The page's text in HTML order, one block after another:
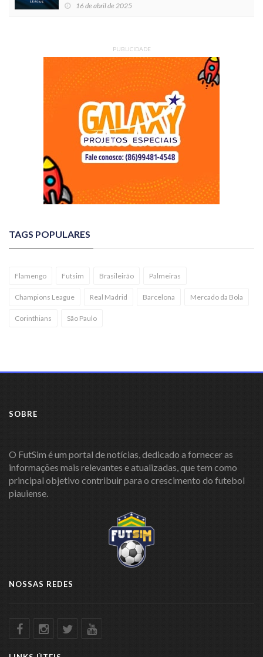
16 de abril de 2025
PUBLICIDADE
TAGS POPULARES
Flamengo Futsim Brasileirão Palmeiras
Champions League Real Madrid Barcelona Mercado da Bola
Corinthians São Paulo
SOBRE
O FutSim é um portal de notícias, dedicado a fornecer as
informações mais relevantes e atualizadas, que tem como
principal objetivo contribuir para o crescimento do futebol
piauiense.
NOSSAS REDES